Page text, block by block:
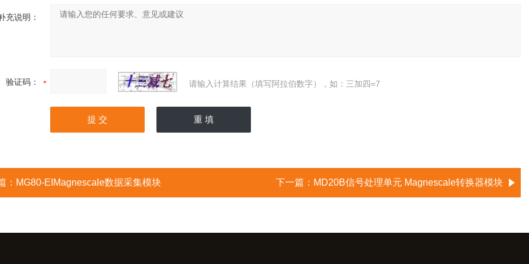
充说明：
验证码： 请输入计算结果（填写阿拉伯数字），如：三加四=7
： MG80-EIMagnescale数据采集模块 下一篇： MD20B信号处理单元 Magnescale转换器模块